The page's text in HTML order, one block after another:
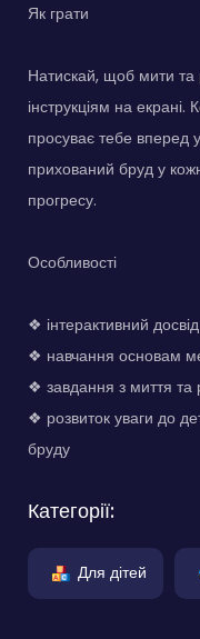
Як грати
Натискай, щоб мити та
інструкціям на
просуває тебе вперед
прихований бруд у
прогресу.
Особливості
❖ інтерактивний
❖ навчання основам
❖ завдання з миття та
❖ розвиток уваги до
бруду
Категорії:
Для дітей